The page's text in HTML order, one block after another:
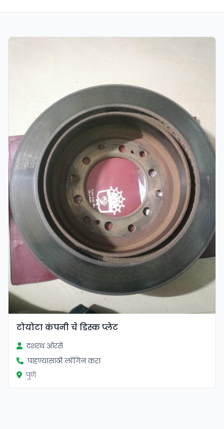
टोयोटा कंपनी चे डिस्क प्लेट
दशरथ ओरसे
पाहण्यासाठी लॉगिन करा
पुणे